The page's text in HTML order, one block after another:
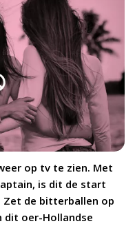
op tv te zien. Met
is dit de start
Zet de bitterballen op
dit oer-Hollandse